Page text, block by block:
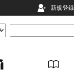
新規登録